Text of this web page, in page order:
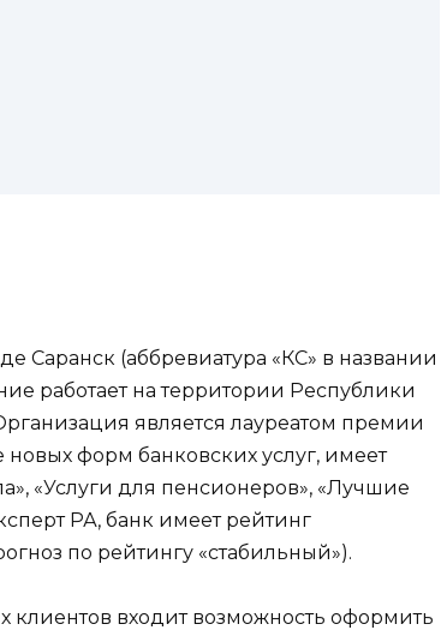
Саранск (аббревиатура «КС» в названии
работает на территории Республики
является лауреатом премии
новых форм банковских услуг, имеет
«Услуги для пенсионеров», «Лучшие
РА, банк имеет рейтинг
по рейтингу «стабильный»).
клиентов входит возможность оформить